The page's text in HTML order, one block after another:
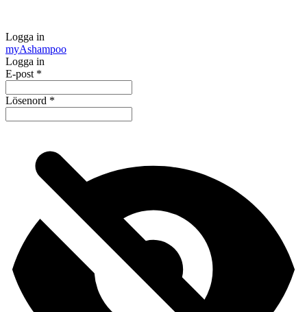
Logga in
myAshampoo
Logga in
E-post *
Lösenord *